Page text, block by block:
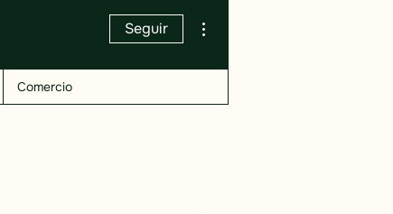
Seguir
Comercio